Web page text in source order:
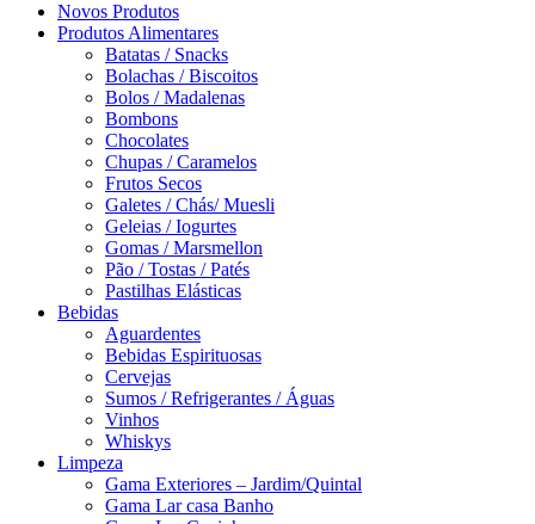
Novos Produtos
Produtos Alimentares
Batatas / Snacks
Bolachas / Biscoitos
Bolos / Madalenas
Bombons
Chocolates
Chupas / Caramelos
Frutos Secos
Galetes / Chás/ Muesli
Geleias / Iogurtes
Gomas / Marsmellon
Pão / Tostas / Patés
Pastilhas Elásticas
Bebidas
Aguardentes
Bebidas Espirituosas
Cervejas
Sumos / Refrigerantes / Águas
Vinhos
Whiskys
Limpeza
Gama Exteriores – Jardim/Quintal
Gama Lar casa Banho